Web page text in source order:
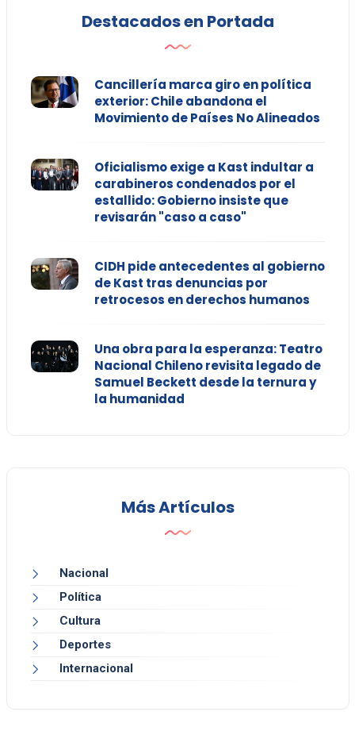
Destacados en Portada
Cancillería marca giro en política
exterior: Chile abandona el
Movimiento de Países No Alineados
Oficialismo exige a Kast indultar a
carabineros condenados por el
estallido: Gobierno insiste que
revisarán "caso a caso"
CIDH pide antecedentes al gobierno
de Kast tras denuncias por
retrocesos en derechos humanos
Una obra para la esperanza: Teatro
Nacional Chileno revisita legado de
Samuel Beckett desde la ternura y
la humanidad
Más Artículos
Nacional
Política
Cultura
Deportes
Internacional